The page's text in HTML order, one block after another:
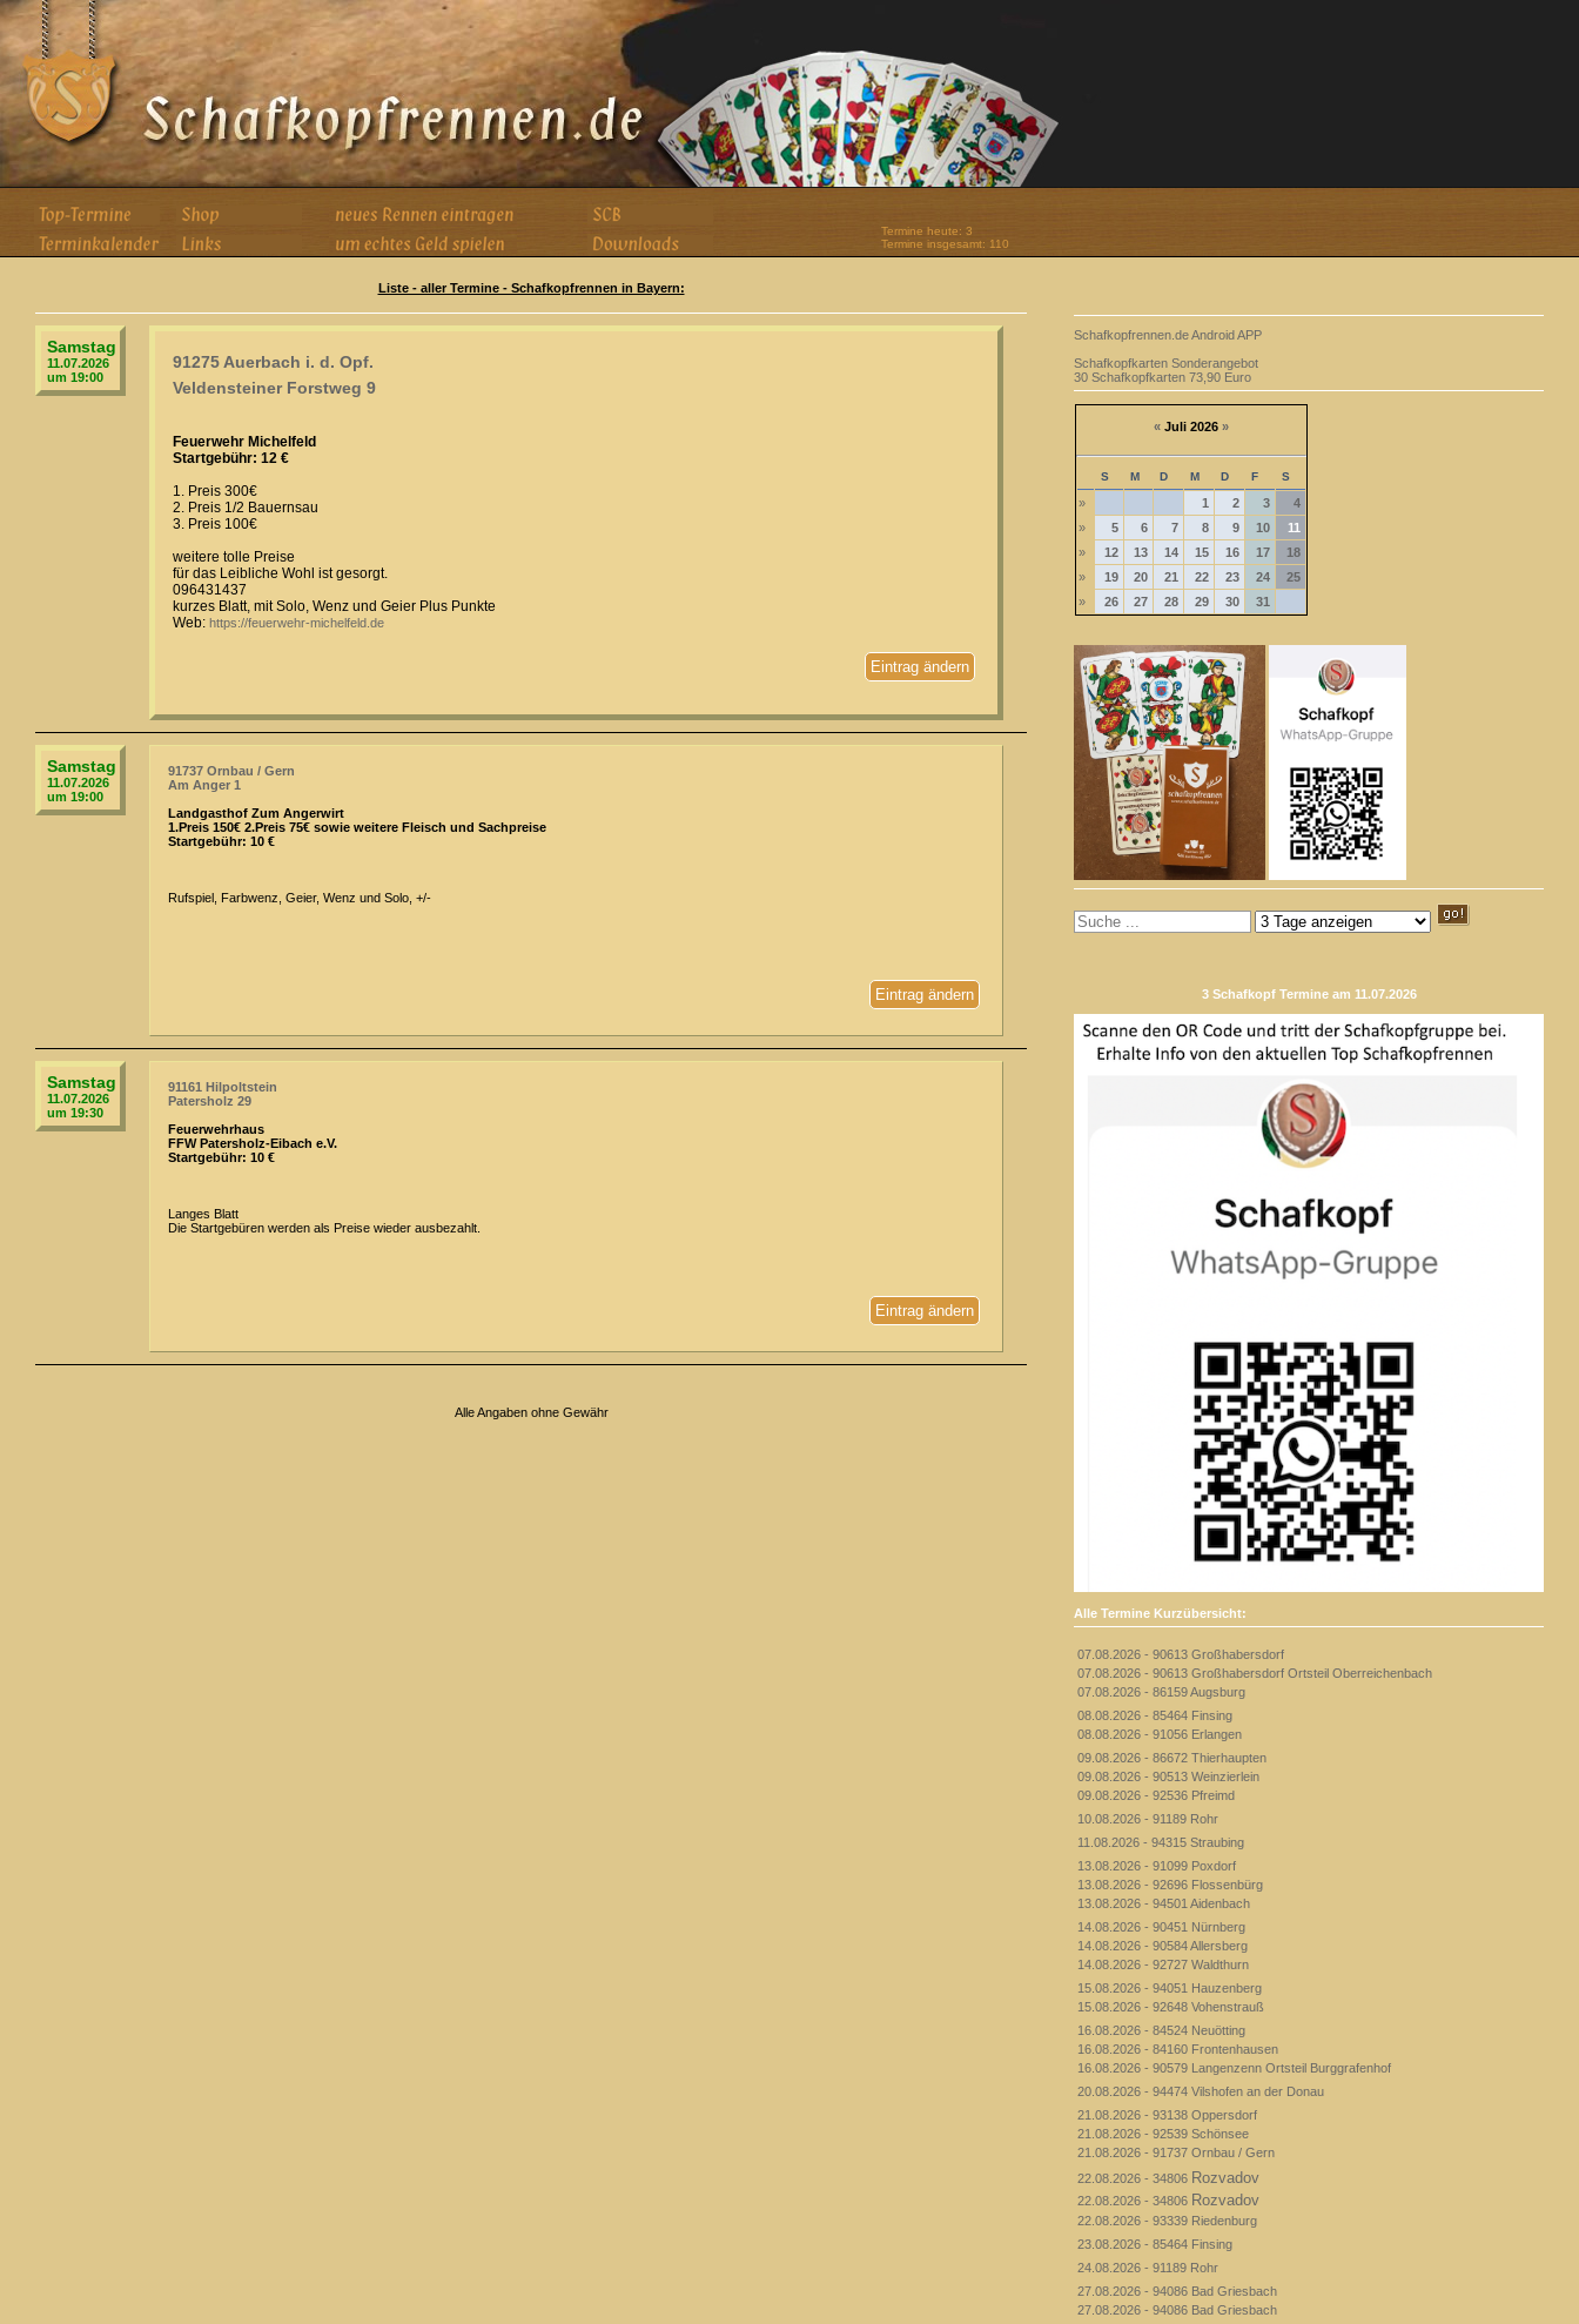
Termine heute: 3
Termine insgesamt: 110
Liste - aller Termine - Schafkopfrennen in Bayern:
Samstag
11.07.2026
um 19:00
91275 Auerbach i. d. Opf.
Veldensteiner Forstweg 9
Feuerwehr Michelfeld
Startgebühr: 12 €
1. Preis 300€
2. Preis 1/2 Bauernsau
3. Preis 100€
weitere tolle Preise
für das Leibliche Wohl ist gesorgt.
096431437
kurzes Blatt, mit Solo, Wenz und Geier Plus Punkte
Web: https://feuerwehr-michelfeld.de
Eintrag ändern
Samstag
11.07.2026
um 19:00
91737 Ornbau / Gern
Am Anger 1
Landgasthof Zum Angerwirt
1.Preis 150€ 2.Preis 75€ sowie weitere Fleisch und Sachpreise
Startgebühr: 10 €
Rufspiel, Farbwenz, Geier, Wenz und Solo, +/-
Eintrag ändern
Samstag
11.07.2026
um 19:30
91161 Hilpoltstein
Patersholz 29
Feuerwehrhaus
FFW Patersholz-Eibach e.V.
Startgebühr: 10 €
Langes Blatt
Die Startgebüren werden als Preise wieder ausbezahlt.
Eintrag ändern
Alle Angaben ohne Gewähr
Schafkopfrennen.de Android APP
Schafkopfkarten Sonderangebot
30 Schafkopfkarten 73,90 Euro
« Juli 2026 »
S M D M D F S
» 1 2 3
4
»
5 6 7 8 9 10
11
»
12 13 14 15 16 17
18
»
19 20 21 22 23 24
25
»
26 27 28 29 30 31
3 Schafkopf Termine am 11.07.2026
Alle Termine Kurzübersicht:
07.08.2026 - 90613 Großhabersdorf
07.08.2026 - 90613 Großhabersdorf Ortsteil Oberreichenbach
07.08.2026 - 86159 Augsburg
08.08.2026 - 85464 Finsing
08.08.2026 - 91056 Erlangen
09.08.2026 - 86672 Thierhaupten
09.08.2026 - 90513 Weinzierlein
09.08.2026 - 92536 Pfreimd
10.08.2026 - 91189 Rohr
11.08.2026 - 94315 Straubing
13.08.2026 - 91099 Poxdorf
13.08.2026 - 92696 Flossenbürg
13.08.2026 - 94501 Aidenbach
14.08.2026 - 90451 Nürnberg
14.08.2026 - 90584 Allersberg
14.08.2026 - 92727 Waldthurn
15.08.2026 - 94051 Hauzenberg
15.08.2026 - 92648 Vohenstrauß
16.08.2026 - 84524 Neuötting
16.08.2026 - 84160 Frontenhausen
16.08.2026 - 90579 Langenzenn Ortsteil Burggrafenhof
20.08.2026 - 94474 Vilshofen an der Donau
21.08.2026 - 93138 Oppersdorf
21.08.2026 - 92539 Schönsee
21.08.2026 - 91737 Ornbau / Gern
22.08.2026 - 34806 Rozvadov
22.08.2026 - 34806 Rozvadov
22.08.2026 - 93339 Riedenburg
23.08.2026 - 85464 Finsing
24.08.2026 - 91189 Rohr
27.08.2026 - 94086 Bad Griesbach
27.08.2026 - 94086 Bad Griesbach